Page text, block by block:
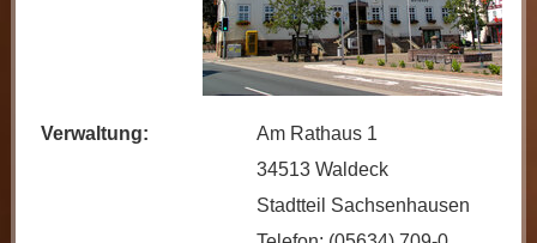
Verwaltung:
Am Rathaus 1
34513 Waldeck
Stadtteil Sachsenhausen